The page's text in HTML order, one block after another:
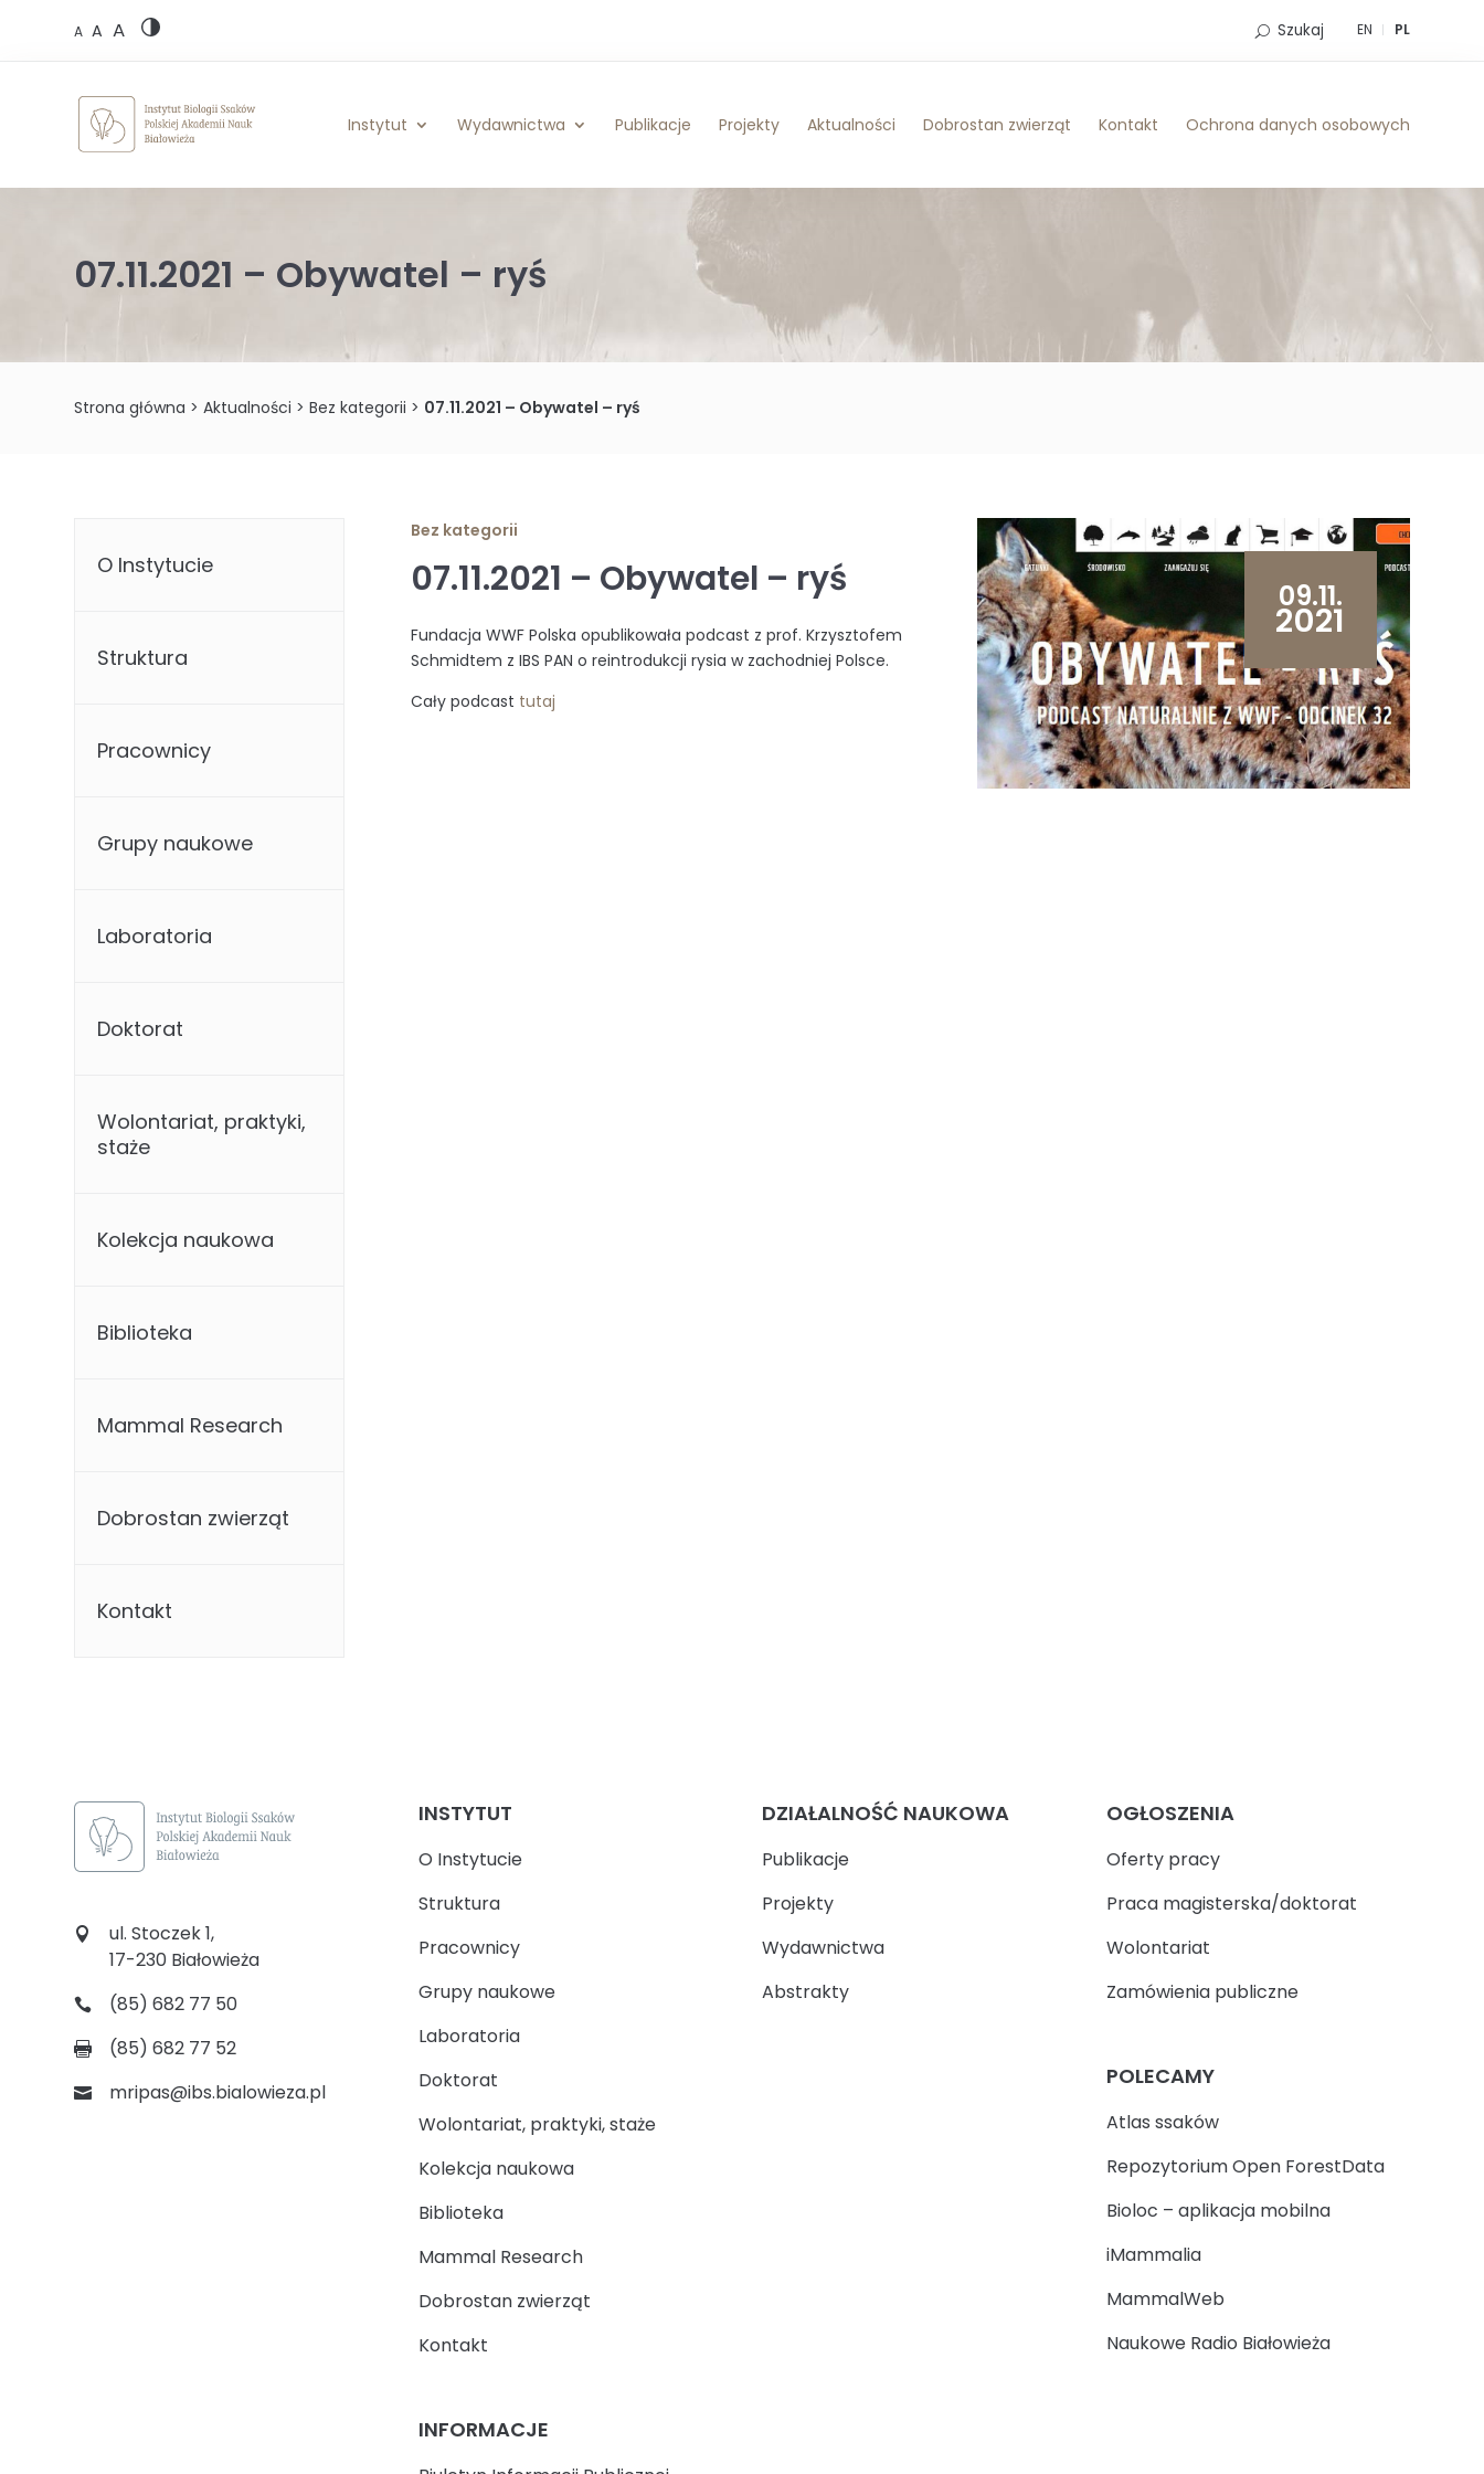
A A A EN PL
Szukaj
Instytut Wydawnictwa Publikacje Projekty Aktualności Dobrostan zwierząt Kontakt Ochrona danych osobowych
07.11.2021 – Obywatel – ryś
Strona główna >Aktualności >Bez kategorii > 07.11.2021 – Obywatel – ryś
09.11.
2021
Bez kategorii
07.11.2021 – Obywatel – ryś
Fundacja WWF Polska opublikowała podcast z prof. Krzysztofem
Schmidtem z IBS PAN o reintrodukcji rysia w zachodniej Polsce.
Cały podcast tutaj
O Instytucie
Struktura
Pracownicy
Grupy naukowe
Laboratoria
Doktorat
Wolontariat, praktyki,
staże
Kolekcja naukowa
Biblioteka
Mammal Research
Dobrostan zwierząt
Kontakt
ul. Stoczek 1,
17-230 Białowieża
(85) 682 77 50
(85) 682 77 52
mripas@ibs.bialowieza.pl
INSTYTUT
O Instytucie
Struktura
Pracownicy
Grupy naukowe
Laboratoria
Doktorat
Wolontariat, praktyki, staże
Kolekcja naukowa
Biblioteka
Mammal Research
Dobrostan zwierząt
Kontakt
INFORMACJE
DZIAŁALNOŚĆ NAUKOWA
Publikacje
Projekty
Wydawnictwa
Abstrakty
OGŁOSZENIA
Oferty pracy
Praca magisterska/doktorat
Wolontariat
Zamówienia publiczne
POLECAMY
Atlas ssaków
Repozytorium Open ForestData
Bioloc – aplikacja mobilna
iMammalia
MammalWeb
Naukowe Radio Białowieża